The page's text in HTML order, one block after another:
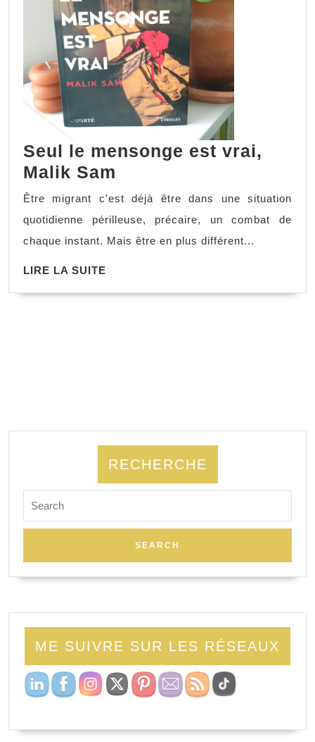
Seul le mensonge est vrai,
Malik Sam
Être migrant c'est déjà être dans une situation
quotidienne périlleuse, précaire, un combat de
chaque instant. Mais être en plus différent...
LIRE LA SUITE
RECHERCHE
ME SUIVRE SUR LES RÉSEAUX